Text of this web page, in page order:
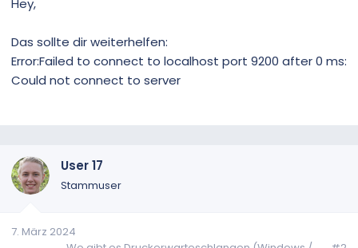
Hey,
Das sollte dir weiterhelfen:
Error:Failed to connect to localhost port 9200 after 0 ms:
Could not connect to server
User 17
Stammuser
7. März 2024